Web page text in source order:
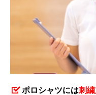
ポロシャツには刺